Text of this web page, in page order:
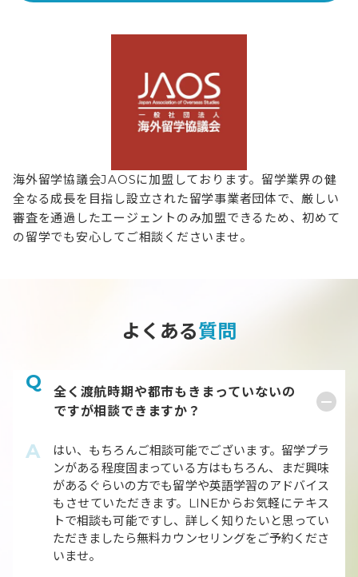
海外留学協議会JAOSに加盟しております。留学業界の健
全なる成長を目指し設立された留学事業者団体で、厳しい
審査を通過したエージェントのみ加盟できるため、初めて
の留学でも安心してご相談くださいませ。
よくある質問
Q
全く渡航時期や都市もきまっていないの
ですが相談できますか？
A
はい、もちろんご相談可能でございます。留学プラ
ンがある程度固まっている方はもちろん、まだ興味
があるぐらいの方でも留学や英語学習のアドバイス
もさせていただきます。LINEからお気軽にテキス
トで相談も可能ですし、詳しく知りたいと思ってい
ただきましたら無料カウンセリングをご予約くださ
いませ。